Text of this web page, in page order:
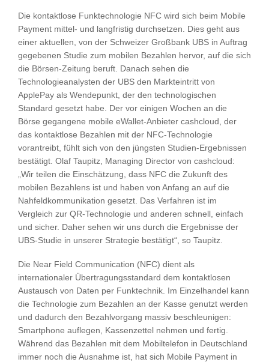
Die kontaktlose Funktechnologie NFC wird sich beim Mobile
Payment mittel- und langfristig durchsetzen. Dies geht aus
einer aktuellen, von der Schweizer Großbank UBS in Auftrag
gegebenen Studie zum mobilen Bezahlen hervor, auf die sich
die Börsen-Zeitung beruft. Danach sehen die
Technologieanalysten der UBS den Markteintritt von
ApplePay als Wendepunkt, der den technologischen
Standard gesetzt habe. Der vor einigen Wochen an die
Börse gegangene mobile eWallet-Anbieter cashcloud, der
das kontaktlose Bezahlen mit der NFC-Technologie
vorantreibt, fühlt sich von den jüngsten Studien-Ergebnissen
bestätigt. Olaf Taupitz, Managing Director von cashcloud:
„Wir teilen die Einschätzung, dass NFC die Zukunft des
mobilen Bezahlens ist und haben von Anfang an auf die
Nahfeldkommunikation gesetzt. Das Verfahren ist im
Vergleich zur QR-Technologie und anderen schnell, einfach
und sicher. Daher sehen wir uns durch die Ergebnisse der
UBS-Studie in unserer Strategie bestätigt“, so Taupitz.
Die Near Field Communication (NFC) dient als
internationaler Übertragungsstandard dem kontaktlosen
Austausch von Daten per Funktechnik. Im Einzelhandel kann
die Technologie zum Bezahlen an der Kasse genutzt werden
und dadurch den Bezahlvorgang massiv beschleunigen:
Smartphone auflegen, Kassenzettel nehmen und fertig.
Während das Bezahlen mit dem Mobiltelefon in Deutschland
immer noch die Ausnahme ist, hat sich Mobile Payment in